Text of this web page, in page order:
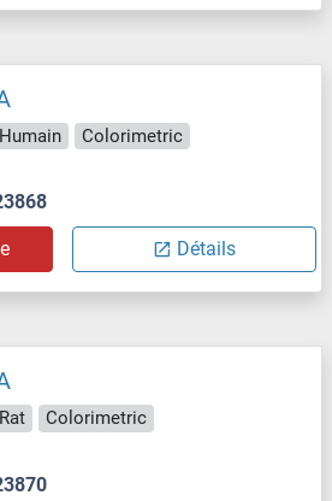
Colorimetric
Détails
Colorimetric